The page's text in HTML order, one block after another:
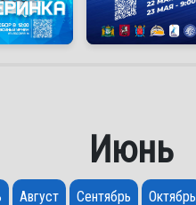
Июнь
Август Сентябрь Октябрь